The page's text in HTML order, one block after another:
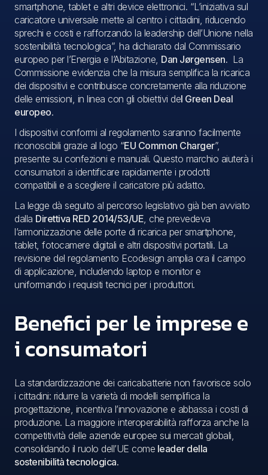
smartphone, tablet e altri device elettronici. “L’iniziativa sul
caricatore universale mette al centro i cittadini, riducendo
sprechi e costi e rafforzando la leadership dell’Unione nella
sostenibilità tecnologica”, ha dichiarato dal Commissario
europeo per l’Energia e l’Abitazione, Dan Jørgensen. La
Commissione evidenzia che la misura semplifica la ricarica
dei dispositivi e contribuisce concretamente alla riduzione
delle emissioni, in linea con gli obiettivi del Green Deal
europeo.
I dispositivi conformi al regolamento saranno facilmente
riconoscibili grazie al logo “EU Common Charger”,
presente su confezioni e manuali. Questo marchio aiuterà i
consumatori a identificare rapidamente i prodotti
compatibili e a scegliere il caricatore più adatto.
La legge dà seguito al percorso legislativo già ben avviato
dalla Direttiva RED 2014/53/UE , che prevedeva
l’armonizzazione delle porte di ricarica per smartphone,
tablet, fotocamere digitali e altri dispositivi portatili. La
revisione del regolamento Ecodesign amplia ora il campo
di applicazione, includendo laptop e monitor e
uniformando i requisiti tecnici per i produttori.
Benefici per le imprese e
i consumatori
La standardizzazione dei caricabatterie non favorisce solo
i cittadini: ridurre la varietà di modelli semplifica la
progettazione, incentiva l’innovazione e abbassa i costi di
produzione. La maggiore interoperabilità rafforza anche la
competitività delle aziende europee sui mercati globali,
consolidando il ruolo dell’UE come leader della
sostenibilità tecnologica.